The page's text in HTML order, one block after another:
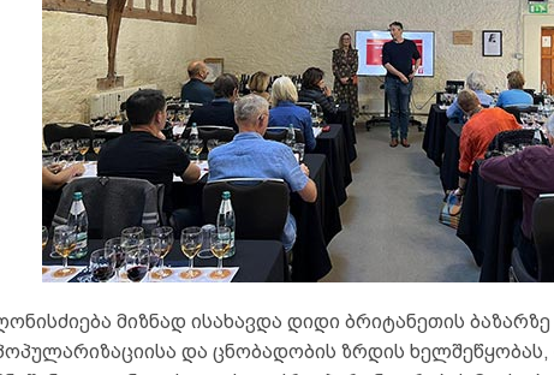
მიზნად ისახავდა დიდი ბრიტანეთის
და ცნობადობის ზრდის ხელშეწყობას,